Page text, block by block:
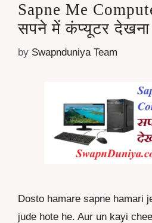
Sapne Me
सपने में कंप्यूटर देखना
by Swapnduniya Team
Dosto hamare sapne hamari
jude hote he. Aur un kayi